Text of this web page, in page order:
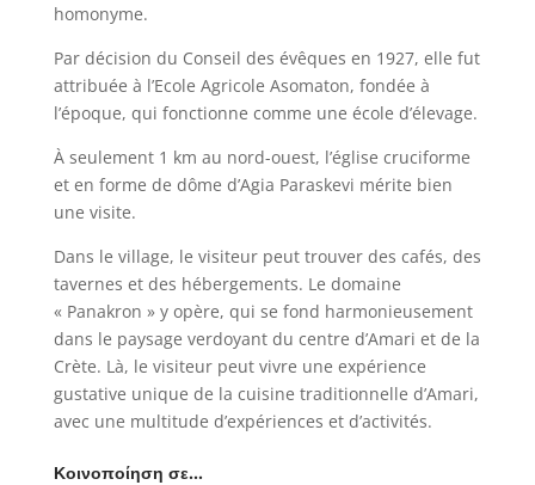
homonyme.
Par décision du Conseil des évêques en 1927, elle fut
attribuée à l’Ecole Agricole Asomaton, fondée à
l’époque, qui fonctionne comme une école d’élevage.
À seulement 1 km au nord-ouest, l’église cruciforme
et en forme de dôme d’Agia Paraskevi mérite bien
une visite.
Dans le village, le visiteur peut trouver des cafés, des
tavernes et des hébergements. Le domaine
« Panakron » y opère, qui se fond harmonieusement
dans le paysage verdoyant du centre d’Amari et de la
Crète. Là, le visiteur peut vivre une expérience
gustative unique de la cuisine traditionnelle d’Amari,
avec une multitude d’expériences et d’activités.
Κοινοποίηση σε…